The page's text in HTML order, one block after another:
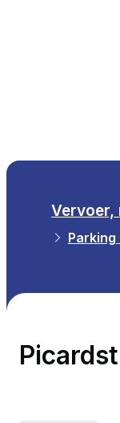
Vervoer,
Parking